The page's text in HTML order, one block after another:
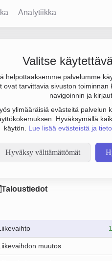
Analytiikka
Valitse
helpottaaksemme palvelumme
ovat tarvittavia sivuston
navigoinnin ja
ylimääräisiä evästeitä palvelun
Hyväksymällä
käytön. Lue lisää evästeistä ja
Hyväksy välttämättömät
Oy
112 000 € ja
(OY).
Taloustiedot
muutos